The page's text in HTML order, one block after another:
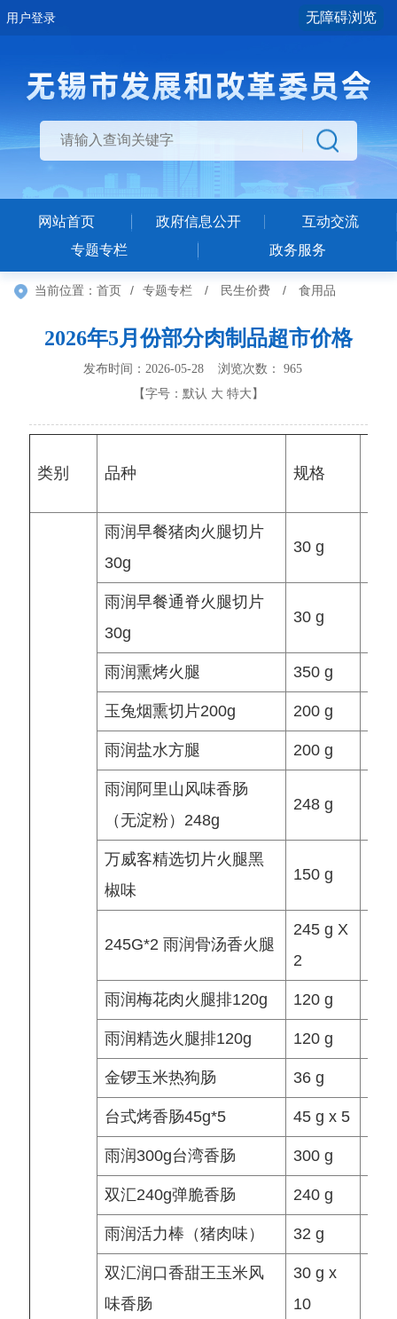
用户登录 无障碍浏览
网站首页 政府信息公开
互动交流
专题专栏
政务服务
当前位置： 首页 / 专题专栏 / 民生价费 / 食用品
2026年5月份部分肉制品超市价格
发布时间：2026-05-28 浏览次数： 965
【字号： 默认 大 特大 】
类别 品种 规格
雨润早餐猪肉火腿切片
30g
30 g
雨润早餐通脊火腿切片
30g
30 g
雨润熏烤火腿 350 g
玉兔烟熏切片200g 200 g
雨润盐水方腿 200 g
雨润阿里山风味香肠
（无淀粉）248g
248 g
万威客精选切片火腿黑
椒味
150 g
245G*2 雨润骨汤香火腿
245 g X
2
雨润梅花肉火腿排120g 120 g
雨润精选火腿排120g 120 g
金锣玉米热狗肠 36 g
台式烤香肠45g*5 45 g x 5
雨润300g台湾香肠 300 g
双汇240g弹脆香肠 240 g
雨润活力棒（猪肉味） 32 g
双汇润口香甜王玉米风
味香肠
30 g x
10